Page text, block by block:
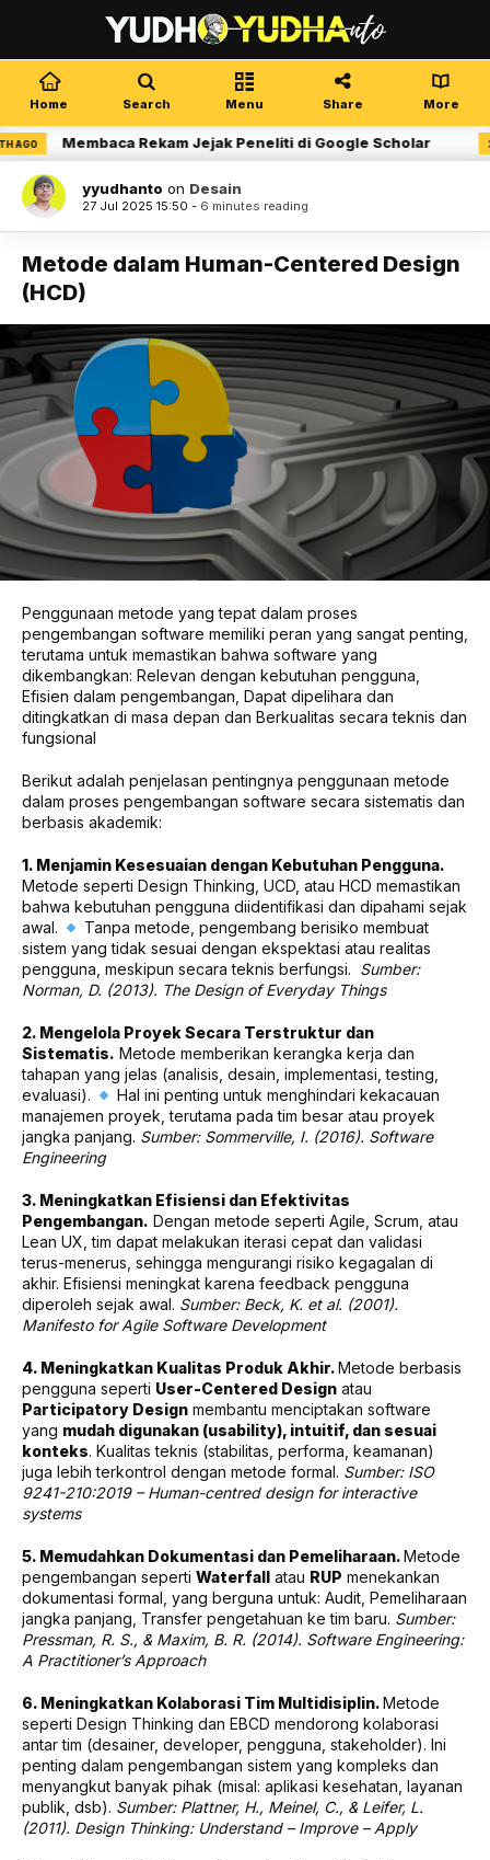
Home Search Menu Share More
Membaca Rekam Jejak Peneliti di Google Scholar 3
yyudhanto on Desain
27 Jul 2025 15:50 - 6 minutes reading
Metode dalam Human-Centered Design
(HCD)
Penggunaan metode yang tepat dalam proses
pengembangan software memiliki peran yang sangat penting,
terutama untuk memastikan bahwa software yang
dikembangkan: Relevan dengan kebutuhan pengguna,
Efisien dalam pengembangan, Dapat dipelihara dan
ditingkatkan di masa depan dan Berkualitas secara teknis dan
fungsional
Berikut adalah penjelasan pentingnya penggunaan metode
dalam proses pengembangan software secara sistematis dan
berbasis akademik:
1. Menjamin Kesesuaian dengan Kebutuhan Pengguna.
Metode seperti Design Thinking, UCD, atau HCD memastikan
bahwa kebutuhan pengguna diidentifikasi dan dipahami sejak
awal.
Tanpa metode, pengembang berisiko membuat
sistem yang tidak sesuai dengan ekspektasi atau realitas
pengguna, meskipun secara teknis berfungsi. Sumber:
Norman, D. (2013). The Design of Everyday Things
2. Mengelola Proyek Secara Terstruktur dan
Sistematis. Metode memberikan kerangka kerja dan
tahapan yang jelas (analisis, desain, implementasi, testing,
evaluasi).
Hal ini penting untuk menghindari kekacauan
manajemen proyek, terutama pada tim besar atau proyek
jangka panjang. Sumber: Sommerville, I. (2016). Software
Engineering
3. Meningkatkan Efisiensi dan Efektivitas
Pengembangan. Dengan metode seperti Agile, Scrum, atau
Lean UX, tim dapat melakukan iterasi cepat dan validasi
terus-menerus, sehingga mengurangi risiko kegagalan di
akhir. Efisiensi meningkat karena feedback pengguna
diperoleh sejak awal. Sumber: Beck, K. et al. (2001).
Manifesto for Agile Software Development
4. Meningkatkan Kualitas Produk Akhir. Metode berbasis
pengguna seperti User-Centered Design atau
Participatory Design membantu menciptakan software
yang mudah digunakan (usability), intuitif, dan sesuai
konteks. Kualitas teknis (stabilitas, performa, keamanan)
juga lebih terkontrol dengan metode formal. Sumber: ISO
9241-210:2019 – Human-centred design for interactive
systems
5. Memudahkan Dokumentasi dan Pemeliharaan. Metode
pengembangan seperti Waterfall atau RUP menekankan
dokumentasi formal, yang berguna untuk: Audit, Pemeliharaan
jangka panjang, Transfer pengetahuan ke tim baru. Sumber:
Pressman, R. S., & Maxim, B. R. (2014). Software Engineering:
A Practitioner’s Approach
6. Meningkatkan Kolaborasi Tim Multidisiplin. Metode
seperti Design Thinking dan EBCD mendorong kolaborasi
antar tim (desainer, developer, pengguna, stakeholder). Ini
penting dalam pengembangan sistem yang kompleks dan
menyangkut banyak pihak (misal: aplikasi kesehatan, layanan
publik, dsb). Sumber: Plattner, H., Meinel, C., & Leifer, L.
(2011). Design Thinking: Understand – Improve – Apply